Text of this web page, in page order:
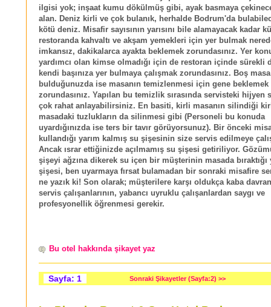
ilgisi yok; inşaat kumu dökülmüş gibi, ayak basmaya
alan. Deniz kirli ve çok bulanık, herhalde Bodrum'da
kötü deniz. Misafir sayısının yarısını bile alamayacak kadar
restoranda kahvaltı ve akşam yemekleri için yer bulmak
imkansız, dakikalarca ayakta beklemek zorundasınız. Yer
yardımcı olan kimse olmadığı için de restoran içinde sürekli
kendi başınıza yer bulmaya çalışmak zorundasınız. Boş masa
bulduğunuzda ise masanın temizlenmesi için gene beklemek
zorundasınız. Yapılan bu temizlik sırasında servisteki hijyen
çok rahat anlayabilirsiniz. En basiti, kirli masanın silindiği
masadaki tuzlukların da silinmesi gibi (Personeli bu konuda
uyardığınızda ise ters bir tavır görüyorsunuz). Bir önceki
kullandığı yarım kalmış su şişesinin size servis edilmeye
Ancak ısrar ettiğinizde açılmamış su şişesi getiriliyor.
şişeyi ağzına dikerek su içen bir müşterinin masada bıraktığı
şişesi, ben uyarmaya fırsat bulamadan bir sonraki misafire
ne yazık ki! Son olarak; müşterilere karşı oldukça kaba
servis çalışanlarının, yabancı uyruklu çalışanlardan saygı ve
profesyonellik öğrenmesi gerekir.
Bu otel hakkında şikayet yaz
Sayfa: 1 Sonraki Şikayetler (Sayfa:2) >>